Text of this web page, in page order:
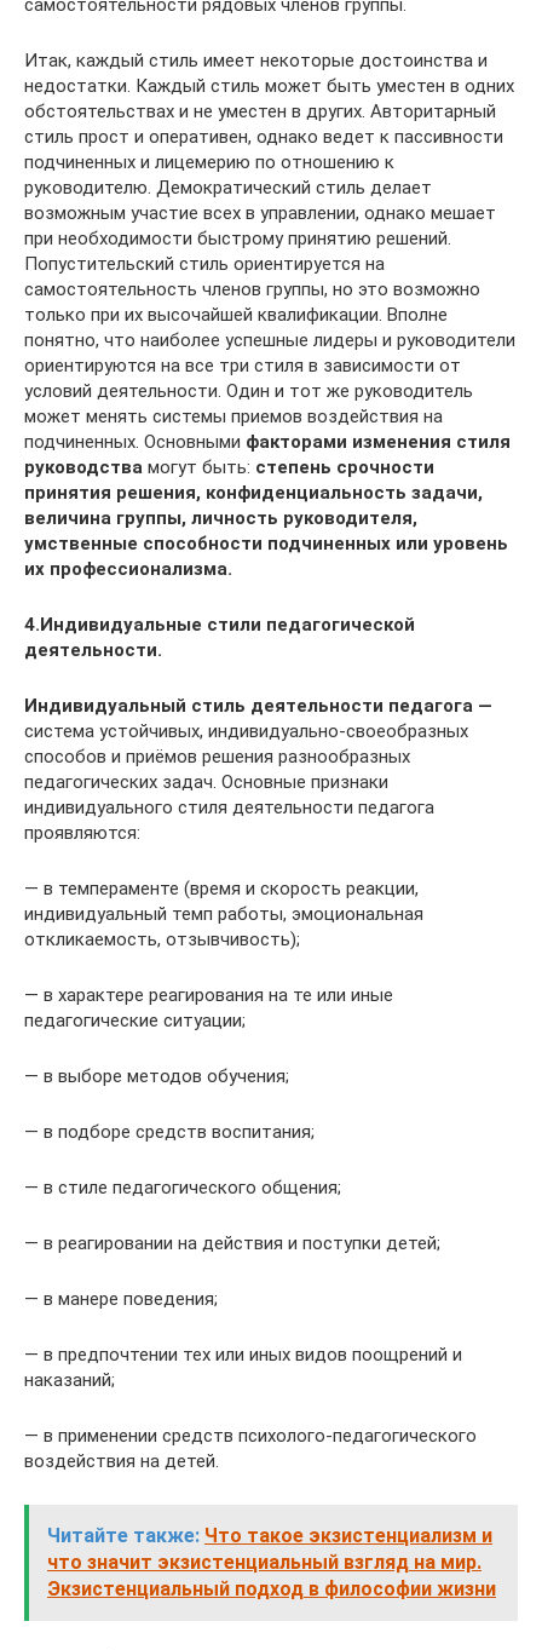
самостоятельности рядовых членов группы.
Итак, каждый стиль имеет некоторые достоинства и
недостат­ки. Каждый стиль может быть уместен в одних
обстоятельствах и не уместен в других. Авторитарный
стиль прост и оперативен, од­нако ведет к пассивности
подчиненных и лицемерию по отноше­нию к
руководителю. Демократический стиль делает
возможным участие всех в управлении, однако мешает
при необходимости быстрому принятию решений.
Попустительский стиль ориентиру­ется на
самостоятельность членов группы, но это возможно
толь­ко при их высочайшей квалификации. Вполне
понятно, что наибо­лее успешные лидеры и руководители
ориентируются на все три стиля в зависимости от
условий деятельности. Один и тот же руко­водитель
может менять системы приемов воздействия на
подчинен­ных. Основными факторами изменения стиля
руководства могут быть: степень срочности
принятия решения, конфиденциальность задачи,
величина группы, личность руководителя,
умственные спо­собности подчиненных или уровень
их профессионализма.
4.Индивидуальные стили педа­гогической
деятельности.
Индивидуальный стиль деятельности педагога —
си­стема устойчивых, индивидуально-своеобразных
способов и приёмов ре­шения разнообразных
педагогических задач. Основные признаки
индивидуального стиля деятельности педагога
проявляются:
— в темпераменте (время и скорость реакции,
индивидуальный темп работы, эмоциональная
откликаемость, отзывчивость);
— в характере реагирования на те или иные
педагогические ситуации;
— в выборе методов обучения;
— в подборе средств воспитания;
— в стиле педагогического общения;
— в реагировании на действия и поступки детей;
— в манере поведения;
— в предпочтении тех или иных видов поощрений и
наказаний;
— в применении средств психолого-педагогического
воздействия на детей.
Читайте также: Что такое экзистенциализм и
что значит экзистенциальный взгляд на мир.
Экзистенциальный подход в философии жизни